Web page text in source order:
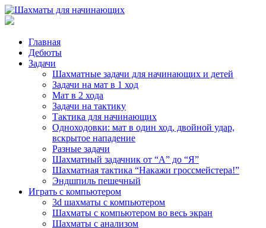
Главная
Дебюты
Задачи
Шахматные задачи для начинающих и детей
Задачи на мат в 1 ход
Мат в 2 хода
Задачи на тактику
Тактика для начинающих
Одноходовки: мат в один ход, двойной удар,
вскрытое нападение
Разные задачи
Шахматный задачник от “А” до “Я”
Шахматная тактика “Накажи гроссмейстера!”
Эндшпиль пешечный
Играть с компьютером
3d шахматы с компьютером
Шахматы с компьютером во весь экран
Шахматы с анализом